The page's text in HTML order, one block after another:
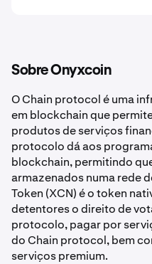
Sobre Onyxcoin
O Chain protocol é uma
em blockchain que
produtos de serviços
protocolo dá aos
blockchain, permitindo
armazenados numa rede
Token (XCN) é o token
detentores o direito de
protocolo, pagar por
do Chain protocol, bem
serviços premium.